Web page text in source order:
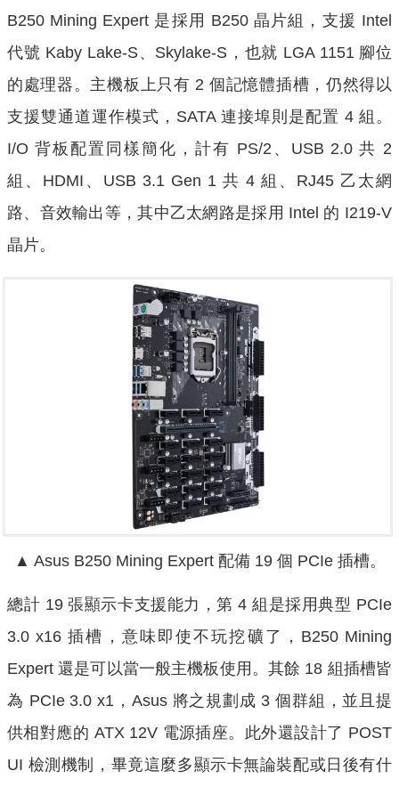
B250 Mining Expert 是採用 B250 晶片組，支援 Intel
代號 Kaby Lake-S、Skylake-S，也就 LGA 1151 腳位
的處理器。主機板上只有 2 個記憶體插槽，仍然得以
支援雙通道運作模式，SATA 連接埠則是配置 4 組。
I/O 背板配置同樣簡化，計有 PS/2、USB 2.0 共 2
組、HDMI、USB 3.1 Gen 1 共 4 組、RJ45 乙太網
路、音效輸出等，其中乙太網路是採用 Intel 的 I219-V
晶片。
▲ Asus B250 Mining Expert 配備 19 個 PCIe 插槽。
總計 19 張顯示卡支援能力，第 4 組是採用典型 PCIe
3.0 x16 插槽，意味即使不玩挖礦了，B250 Mining
Expert 還是可以當一般主機板使用。其餘 18 組插槽皆
為 PCIe 3.0 x1，Asus 將之規劃成 3 個群組，並且提
供相對應的 ATX 12V 電源插座。此外還設計了 POST
UI 檢測機制，畢竟這麼多顯示卡無論裝配或日後有什